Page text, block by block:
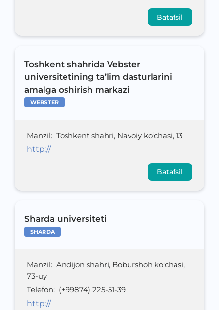
Batafsil
Toshkent shahrida Vebster
universitetining ta’lim dasturlarini
amalga oshirish markazi
WEBSTER
Manzil: Toshkent shahri, Navoiy ko‘chasi, 13
http://
Batafsil
Sharda universiteti
SHARDA
Manzil: Andijon shahri, Boburshoh ko‘chasi,
73-uy
Telefon: (+99874) 225-51-39
http://